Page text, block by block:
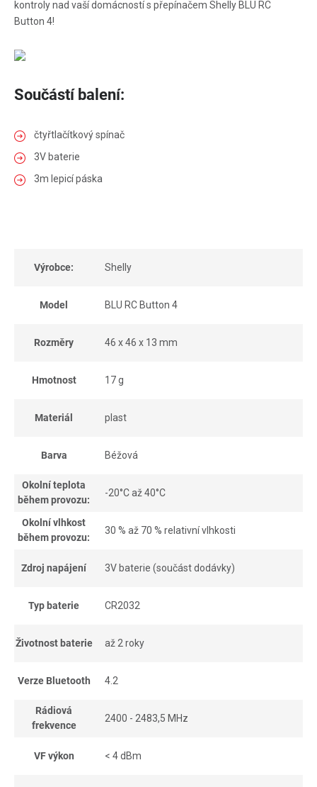
kontroly nad vaší domácností s přepínačem Shelly BLU RC
Button 4!
Součástí balení:
čtyřtlačítkový spínač
3V baterie
3m lepicí páska
Výrobce: Shelly
Model BLU RC Button 4
Rozměry 46 x 46 x 13 mm
Hmotnost 17 g
Materiál plast
Barva Béžová
Okolní teplota
během provozu:
-20°C až 40°C
Okolní vlhkost
během provozu:
30 % až 70 % relativní vlhkosti
Zdroj napájení 3V baterie (součást dodávky)
Typ baterie CR2032
Životnost baterie až 2 roky
Verze Bluetooth 4.2
Rádiová
frekvence
2400 - 2483,5 MHz
VF výkon < 4 dBm